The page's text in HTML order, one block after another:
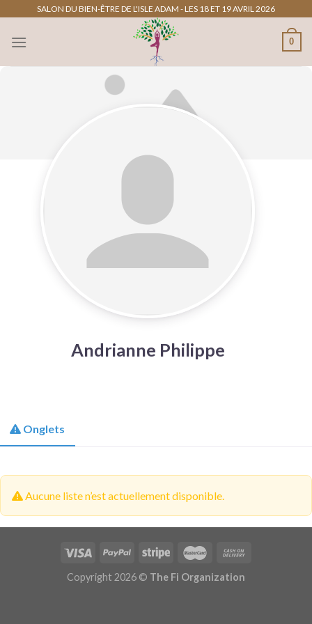
contenu
SALON DU BIEN-ÊTRE DE L'ISLE ADAM - LES 18 ET 19 AVRIL 2026
0
Andrianne Philippe
Onglets
Aucune liste n’est actuellement disponible.
Copyright 2026 © The Fi Organization